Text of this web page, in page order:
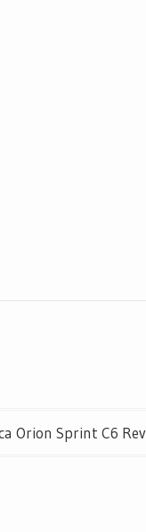
Orion Sprint C6